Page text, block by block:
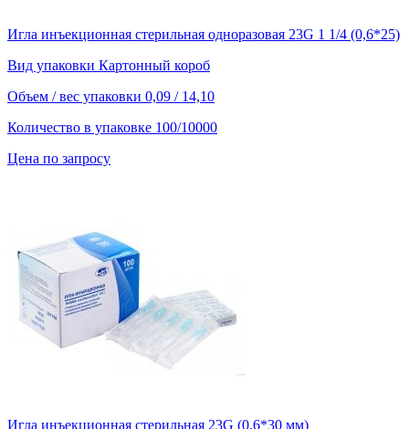
Игла инъекционная стерильная одноразовая 23G 1 1/4 (0,6*25)
Вид упаковки Картонный короб
Объем / вес упаковки 0,09 / 14,10
Количество в упаковке 100/10000
Цена по запросу
Игла инъекционная стерильная 23G (0.6*30 мм)